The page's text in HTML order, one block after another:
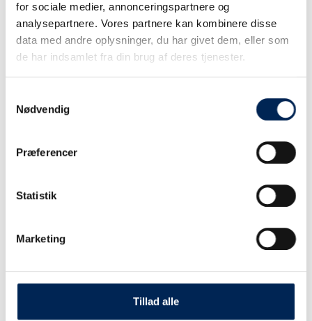
for sociale medier, annonceringspartnere og
analysepartnere. Vores partnere kan kombinere disse
data med andre oplysninger, du har givet dem, eller som
de har indsamlet fra din brug af deres tjenester.
Nødvendig
Præferencer
Statistik
Marketing
Tillad alle
Få trafikinformation på
sms
tjekke vores hjemmeside eller ringe til os.